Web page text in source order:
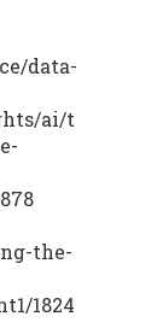
data-
ai/t
the-
1824